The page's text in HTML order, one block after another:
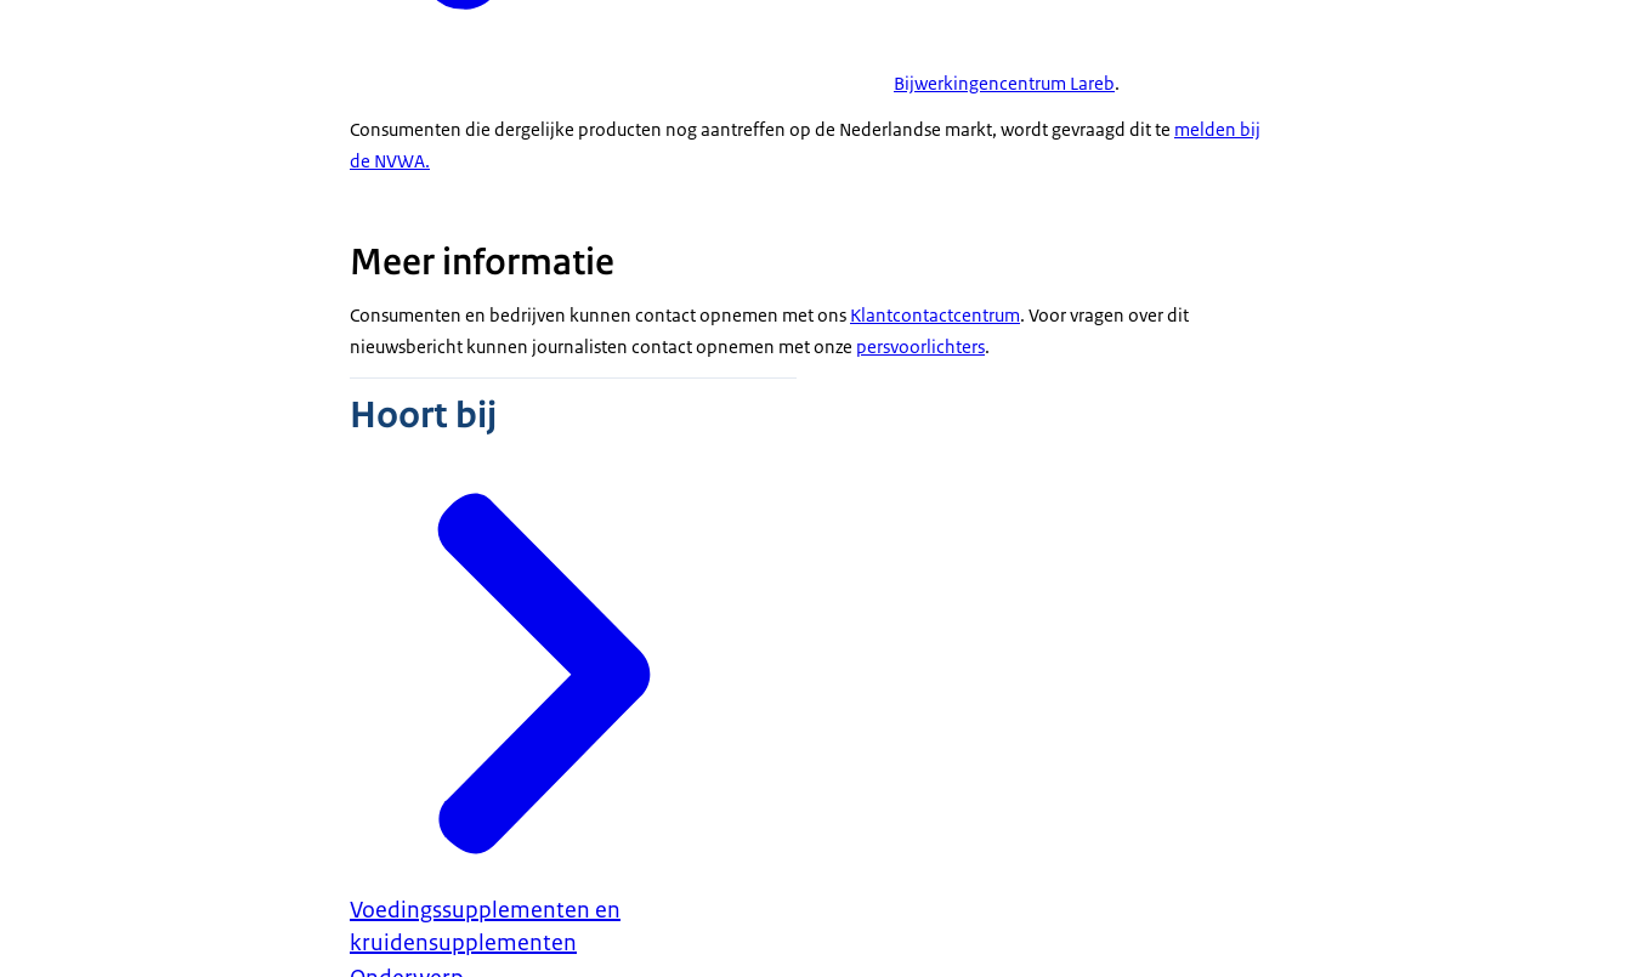
Bijwerkingencentrum Lareb.
Consumenten die dergelijke producten nog aantreffen op de Nederlandse markt, wordt gevraagd dit te melden bij
de NVWA.
Meer informatie
Consumenten en bedrijven kunnen contact opnemen met ons Klantcontactcentrum. Voor vragen over dit
nieuwsbericht kunnen journalisten contact opnemen met onze persvoorlichters.
Hoort bij
Voedingssupplementen en
kruidensupplementen